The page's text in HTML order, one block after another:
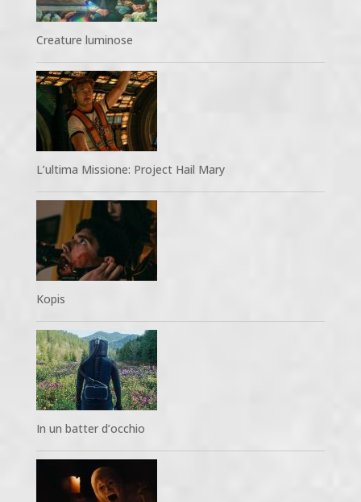
Creature luminose
L’ultima Missione: Project Hail Mary
Kopis
In un batter d’occhio